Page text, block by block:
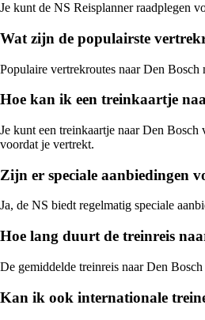
Je kunt de NS Reisplanner raadplegen
Wat zijn de populairste
Populaire vertrekroutes naar Den
Hoe kan ik een treinkaartje
Je kunt een treinkaartje naar Den
voordat je vertrekt.
Zijn er speciale aanbiedingen
Ja, de NS biedt regelmatig speciale
Hoe lang duurt de treinreis
De gemiddelde treinreis naar Den
Kan ik ook internationale